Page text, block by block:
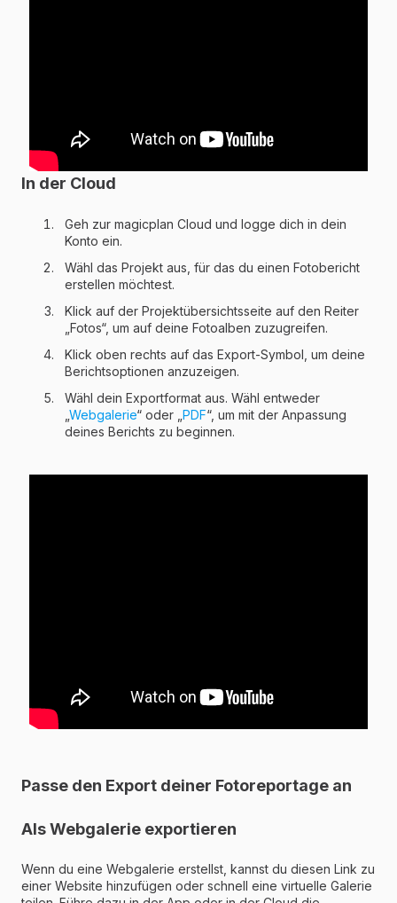
In der Cloud
Geh zur magicplan Cloud und logge dich in dein
Konto ein.
Wähl das Projekt aus, für das du einen Fotobericht
erstellen möchtest.
Klick auf der Projektübersichtsseite auf den Reiter
„Fotos“, um auf deine Fotoalben zuzugreifen.
Klick oben rechts auf das Export-Symbol, um deine
Berichtsoptionen anzuzeigen.
Wähl dein Exportformat aus. Wähl entweder
Webgalerie“ oder „ PDF“, um mit der Anpassung
deines Berichts zu beginnen.
Passe den Export deiner Fotoreportage an
Als Webgalerie exportieren
Wenn du eine Webgalerie erstellst, kannst du diesen Link zu
einer Website hinzufügen oder schnell eine virtuelle Galerie